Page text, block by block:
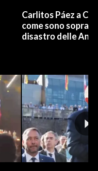
Carlitos Páez a
come sono
disastro delle